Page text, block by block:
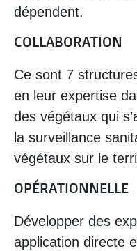
dépendent.
COLLABORATION
Ce sont 7
en leur expertise
des végétaux qui
la surveillance
végétaux sur le
OPÉRATIONNELLE
Développer des
application directe